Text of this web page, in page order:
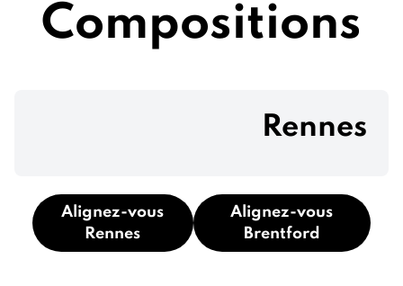
Compositions
Rennes
Alignez-vous
Rennes
Alignez-vous
Brentford